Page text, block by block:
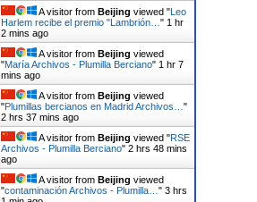
A visitor from Beijing viewed "Leo
Harlem recibe el premio "Lambrión… " 1 hr
2 mins ago
A visitor from Beijing viewed
"María Archivos - Plumilla Berciano" 1 hr 7
mins ago
A visitor from Beijing viewed
"Plumillas bercianos en Madrid Archivos… "
2 hrs 37 mins ago
A visitor from Beijing viewed "RSE
Archivos - Plumilla Berciano" 2 hrs 48 mins
ago
A visitor from Beijing viewed
"contaminación Archivos - Plumilla… " 3 hrs